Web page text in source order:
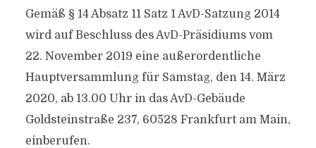
Gemäß § 14 Absatz 11 Satz 1 AvD-Satzung 2014
wird auf Beschluss des AvD-Präsidiums vom
22. November 2019 eine außerordentliche
Hauptversammlung für Samstag, den 14. März
2020, ab 13.00 Uhr in das AvD-Gebäude
Goldsteinstraße 237, 60528 Frankfurt am Main,
einberufen.